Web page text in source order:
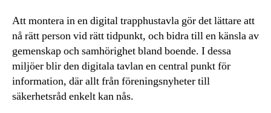
Att montera in en digital trapphustavla gör det lättare att
nå rätt person vid rätt tidpunkt, och bidra till en känsla av
gemenskap och samhörighet bland boende. I dessa
miljöer blir den digitala tavlan en central punkt för
information, där allt från föreningsnyheter till
säkerhetsråd enkelt kan nås.